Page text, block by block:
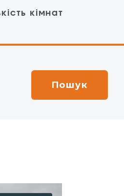
кімнат